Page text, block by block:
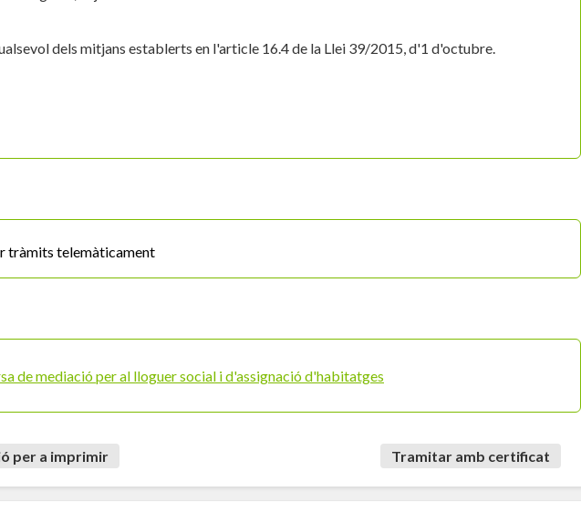
dels mitjans establerts en l'article 16.4 de la Llei 39/2015, d'1 d'octubre.
tràmits telemàticament
de mediació per al lloguer social i d'assignació d'habitatges
per a imprimir Tramitar amb certificat